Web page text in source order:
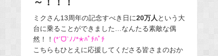
ミクさん13周年の記念すべき日に20万人という大
台に乗ることができました…なんたる素敵な偶
然！！ (*ˊᗜˋﾉﾉ*✭ﾊﾟﾁﾊﾟﾁ
こちらもひとえに応援してくださる皆さまのおか